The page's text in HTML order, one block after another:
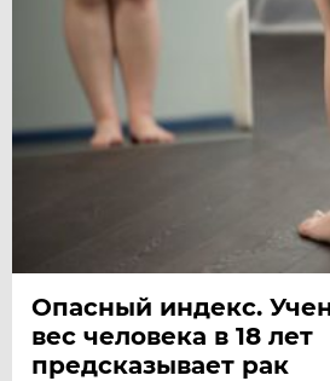
Опасный индекс.
вес человека в 18 лет
предсказывает рак